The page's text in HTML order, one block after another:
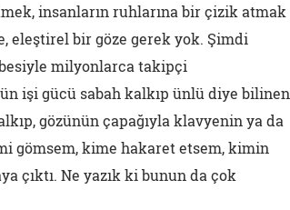
insanların ruhlarına bir çizik atmak
eleştirel bir göze gerek yok. Şimdi
milyonlarca takipçi
işi gücü sabah kalkıp ünlü diye bilinen
gözünün çapağıyla klavyenin ya da
gömsem, kime hakaret etsem, kimin
çıktı. Ne yazık ki bunun da çok